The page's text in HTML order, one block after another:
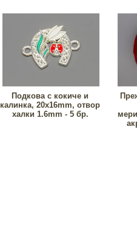
Подкова с кокиче и
калинка, 20x16mm, отвор
халки 1.6mm - 5 бр.